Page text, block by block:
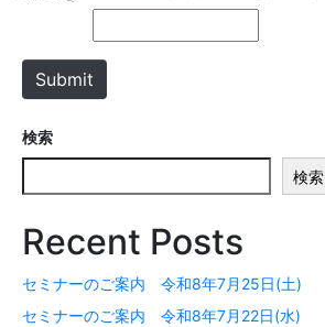
Submit
検索
検索
Recent Posts
セミナーのご案内 令和8年7月25日(土)
セミナーのご案内 令和8年7月22日(水)